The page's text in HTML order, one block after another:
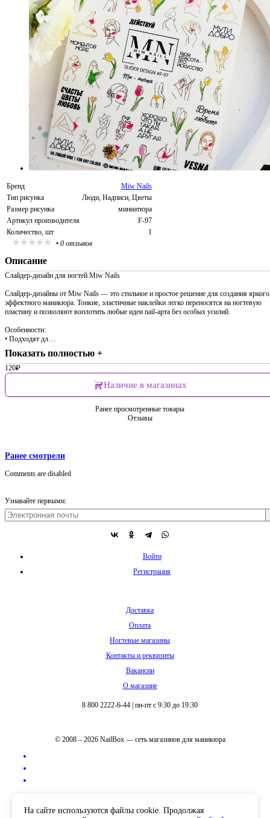
Бренд
Miw Nails
Тип рисунка
Люди, Надписи, Цветы
Размер рисунка
миниатюра
Артикул производителя
F-97
Количество, шт
1
• 0 отзывов
Описание
Слайдер-дизайн для ногтей Miw Nails
Слайдер-дизайны от Miw Nails — это стильное и простое решение для создания
эффектного маникюра. Тонкие, эластичные наклейки легко переносятся на ногтевую
пластину и позволяют воплотить любые идеи nail-арта без особых усилий.
Особенности:
• Подходят дл…
Показать полностью +
120₽
Наличие в магазинах
Ранее просмотренные товары
Отзывы
Ранее смотрели
Comments are disabled
Узнавайте первыми:
Войти
Регистрация
Доставка
Оплата
Ногтевые магазины
Контакты и реквизиты
Вакансии
О магазине
8 800 2222-6-44 пн-пт с 9:30 до 19:30
© 2008 – 2026 NailBox — сеть магазинов для маникюра
На сайте используются файлы cookie. Продолжая